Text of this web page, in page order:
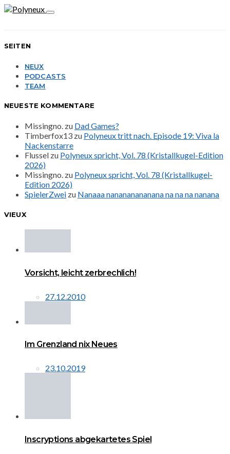
SEITEN
NEUX
PODCASTS
TEAM
NEUESTE KOMMENTARE
Missingno. zu Dad Games?
Timberfox13 zu Polyneux tritt nach. Episode 19: Viva la
Nackenstarre
Flussel zu Polyneux spricht, Vol. 78 (Kristallkugel-Edition
2026)
Missingno. zu Polyneux spricht, Vol. 78 (Kristallkugel-
Edition 2026)
SpielerZwei zu Nanaaa nanananananana na na na nanana
VIEUX
Vorsicht, leicht zerbrechlich!
27.12.2010
Im Grenzland nix Neues
23.10.2019
Inscryptions abgekartetes Spiel